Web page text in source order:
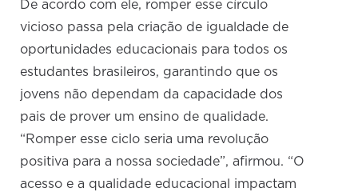
De acordo com ele, romper esse círculo
vicioso passa pela criação de igualdade de
oportunidades educacionais para todos os
estudantes brasileiros, garantindo que os
jovens não dependam da capacidade dos
pais de prover um ensino de qualidade.
“Romper esse ciclo seria uma revolução
positiva para a nossa sociedade”, afirmou. “O
acesso e a qualidade educacional impactam